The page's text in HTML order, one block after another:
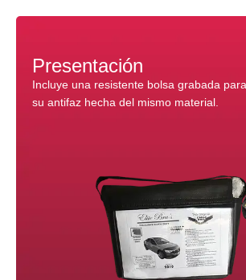
Presentación
Incluye una resistente bolsa grabada
su antifaz hecha del mismo material.